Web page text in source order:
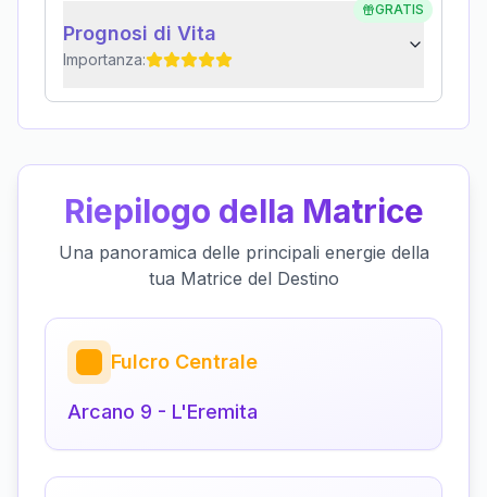
GRATIS
Prognosi di Vita
Importanza:
Riepilogo della Matrice
Una panoramica delle principali energie della
tua Matrice del Destino
Fulcro Centrale
Arcano 9 - L'Eremita